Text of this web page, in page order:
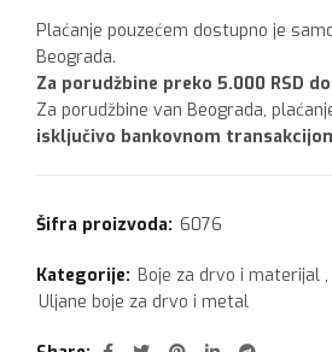
Plaćanje pouzećem dostupno je
Beograda.
Za porudžbine preko 5.000 RSD
Za porudžbine van Beograda,
isključivo bankovnom
Šifra proizvoda: 6076
Kategorije: Boje za drvo i materijal ,
Uljane boje za drvo i metal